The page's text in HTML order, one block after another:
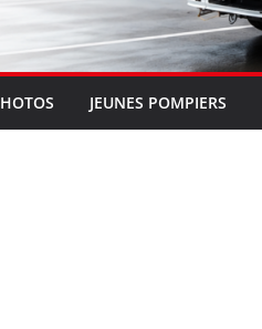
JEUNES POMPIERS